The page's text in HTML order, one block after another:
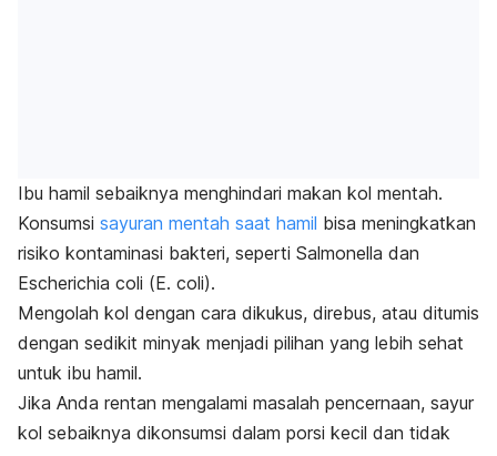
Ibu hamil sebaiknya menghindari makan kol mentah.
Konsumsi sayuran mentah saat hamil bisa meningkatkan
risiko kontaminasi bakteri, seperti Salmonella dan
Escherichia coli (E. coli).
Mengolah kol dengan cara dikukus, direbus, atau ditumis
dengan sedikit minyak menjadi pilihan yang lebih sehat
untuk ibu hamil.
Jika Anda rentan mengalami masalah pencernaan, sayur
kol sebaiknya dikonsumsi dalam porsi kecil dan tidak